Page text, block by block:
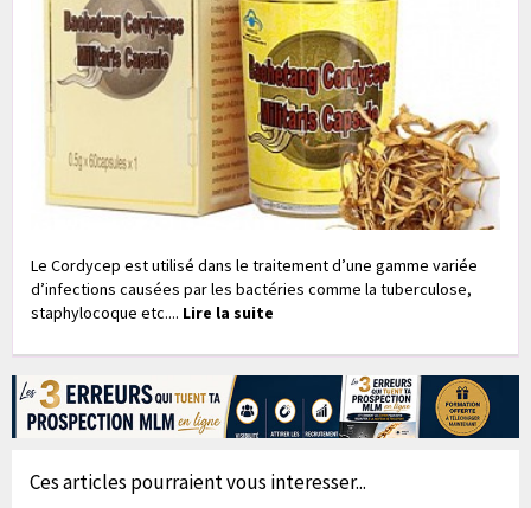
Le Cordycep est utilisé dans le traitement d’une gamme variée
d’infections causées par les bactéries comme la tuberculose,
staphylocoque etc.... Lire la suite
Ces articles pourraient vous interesser...